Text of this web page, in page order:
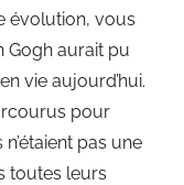
évolution, vous
Gogh aurait pu
vie aujourd’hui.
pour
pas une
toutes leurs